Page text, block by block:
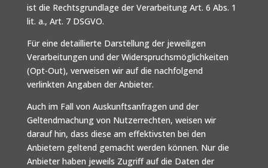
ist die Rechtsgrundlage der Verarbeitung Art. 6 Abs. 1
lit. a., Art. 7 DSGVO.
Für eine detaillierte Darstellung der jeweiligen
Verarbeitungen und der Widerspruchsmöglichkeiten
(Opt-Out), verweisen wir auf die nachfolgend
verlinkten Angaben der Anbieter.
Auch im Fall von Auskunftsanfragen und der
Geltendmachung von Nutzerrechten, weisen wir
darauf hin, dass diese am effektivsten bei den
Anbietern geltend gemacht werden können. Nur die
Anbieter haben jeweils Zugriff auf die Daten der